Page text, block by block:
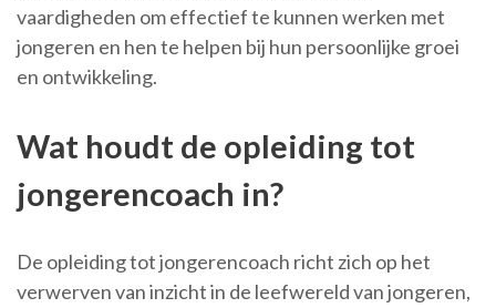
vaardigheden om effectief te kunnen werken met
jongeren en hen te helpen bij hun persoonlijke groei
en ontwikkeling.
Wat houdt de opleiding tot
jongerencoach in?
De opleiding tot jongerencoach richt zich op het
verwerven van inzicht in de leefwereld van jongeren,